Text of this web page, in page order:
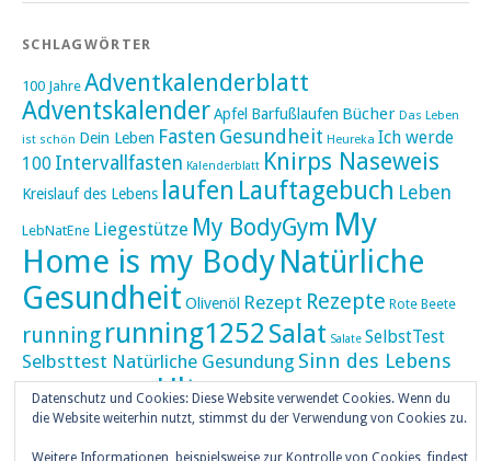
SCHLAGWÖRTER
100 Jahre Adventkalenderblatt
AdventskalenderApfel Barfußlaufen Bücher Das Leben
ist schön Dein Leben Fasten Gesundheit Heureka Ich werde
100 Intervallfasten Kalenderblatt Knirps Naseweis
Kreislauf des Lebens laufen Lauftagebuch Leben
LebNatEne Liegestütze My BodyGym My
Home is my Body Natürliche
Gesundheit Olivenöl Rezept Rezepte Rote Beete
running running1252 Salat Salate SelbstTest
Selbsttest Natürliche Gesundung Sinn des Lebens
Skaten Tageskalender UltraUltramarathon
umZEITZUerLEBEN Weihnachten
Datenschutz und Cookies: Diese Website verwendet Cookies. Wenn du
die Website weiterhin nutzt, stimmst du der Verwendung von Cookies zu.